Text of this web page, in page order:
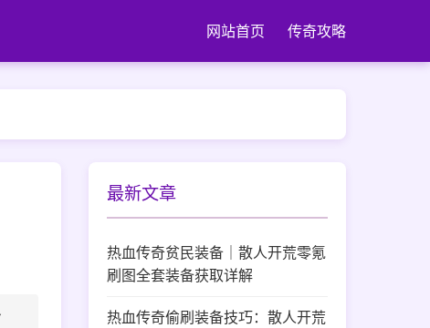
网站首页 传奇攻略
最新文章
热血传奇贫民装备｜散人开荒零氪
刷图全套装备获取详解
热血传奇偷刷装备技巧：散人开荒